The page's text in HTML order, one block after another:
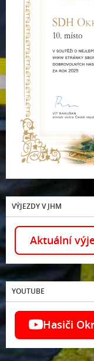
VÝJEZDY V JHM
Aktuální
YOUTUBE
Hasiči